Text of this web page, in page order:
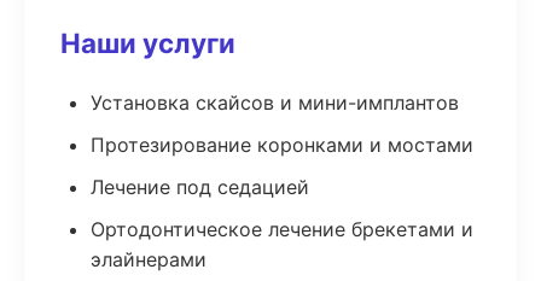
Наши услуги
Установка скайсов и мини-имплантов
Протезирование коронками и мостами
Лечение под седацией
Ортодонтическое лечение брекетами и
элайнерами